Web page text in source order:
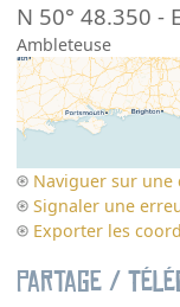
N 50° 48.350 -
Ambleteuse
Naviguer sur
Signaler une
Exporter les
Partage /